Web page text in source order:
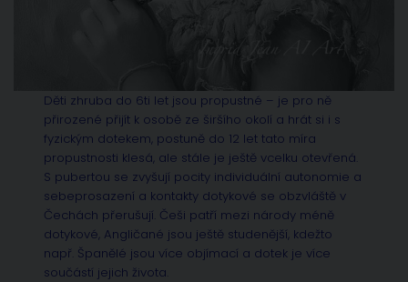
Děti zhruba do 6ti let jsou propustné – je pro ně
přirozené přijít k osobě ze širšího okolí a hrát si i s
fyzickým dotekem, postuně do 12 let tato míra
propustnosti klesá, ale stále je ještě vcelku otevřená.
S pubertou se zvyšují pocity individuální autonomie a
sebeprosazení a kontakty dotykové se obzvláště v
Čechách přerušují. Češi patří mezi národy méně
dotykové, Angličané jsou ještě studenější, kdežto
např. Španělé jsou více objímací a dotek je více
součástí jejich života.